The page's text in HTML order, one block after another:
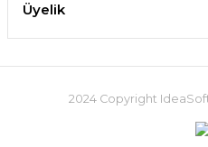
Üyelik
2024 Copyright IdeaSoft